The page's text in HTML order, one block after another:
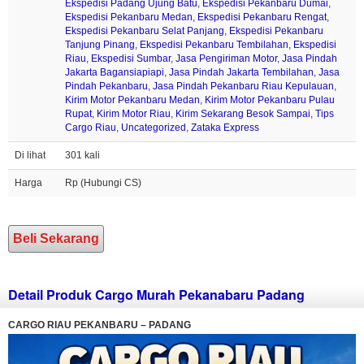
Ekspedisi Padang Ujung Batu, Ekspedisi Pekanbaru Dumai,
Ekspedisi Pekanbaru Medan, Ekspedisi Pekanbaru Rengat,
Ekspedisi Pekanbaru Selat Panjang, Ekspedisi Pekanbaru
Tanjung Pinang, Ekspedisi Pekanbaru Tembilahan, Ekspedisi
Riau, Ekspedisi Sumbar, Jasa Pengiriman Motor, Jasa Pindah
Jakarta Bagansiapiapi, Jasa Pindah Jakarta Tembilahan, Jasa
Pindah Pekanbaru, Jasa Pindah Pekanbaru Riau Kepulauan,
Kirim Motor Pekanbaru Medan, Kirim Motor Pekanbaru Pulau
Rupat, Kirim Motor Riau, Kirim Sekarang Besok Sampai, Tips
Cargo Riau, Uncategorized , Zataka Express
Di lihat 301 kali
Harga Rp (Hubungi CS)
Beli Sekarang
Detail Produk Cargo Murah Pekanabaru Padang
CARGO RIAU PEKANBARU – PADANG